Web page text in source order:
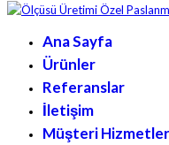
Ana Sayfa
Ürünler
Referanslar
İletişim
Müşteri